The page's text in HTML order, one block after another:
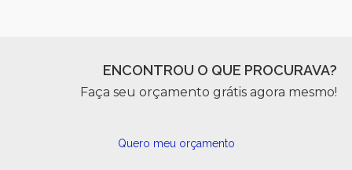
ENCONTROU O QUE PROCURAVA?
Faça seu orçamento grátis agora mesmo!
Quero meu orçamento